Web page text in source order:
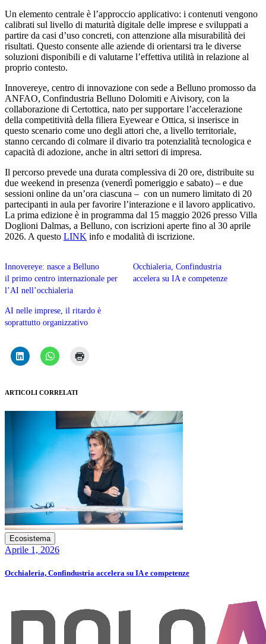
Un elemento centrale è l’approccio applicativo: i contenuti vengono
calibrati sul livello di maturità digitale delle imprese e sviluppati a
partire da casi d’uso concreti, con attenzione alla misurabilità dei
risultati. Questo consente alle aziende di orientarsi tra le diverse
soluzioni disponibili e di valutarne l’effettiva utilità in relazione al
proprio contesto.
Innovereye, centro di innovazione con sede a Belluno promosso da
ANFAO, Confindustria Belluno Dolomiti e Aivisory, con la
collaborazione di Certottica, nato per supportare l’accelerazione
della competitività della filiera Eyewear e Ottica, si inserisce in
questo scenario come uno degli attori che, a livello territoriale,
stanno cercando di colmare il divario tra potenzialità tecnologica e
capacità di adozione, anche in altri settori di impresa.
Il percorso prevede una durata complessiva di 20 ore, distribuite su
due weekend in presenza (venerdì pomeriggio e sabato) – e due
sessioni online da un’ora ciascuna – con un numero limitato di 20
partecipanti in aula per favorire l’interazione e il lavoro applicativo.
La prima edizione è in programma dal 15 maggio 2026 presso Villa
Doglioni Dalmas, a Belluno, con iscrizioni aperte fino al 30 aprile
2026. A questo LINK info e modalità di iscrizione.
Innovereye: nasce a Belluno
il primo centro internazionale per
l’AI nell’occhialeria
Occhialeria, Confindustria
accelera su IA e competenze
AI nelle imprese, il ritardo è
soprattutto organizzativo
ARTICOLI CORRELATI
Ecosistema
Aprile 1, 2026
Occhialeria, Confindustria accelera su IA e competenze